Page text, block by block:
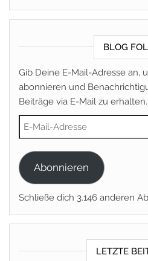
BLOG
Gib Deine E-Mail-Adresse an,
abonnieren und
Beiträge via E-Mail zu erhalten.
E-Mail-Adresse
Abonnieren
Schließe dich 3.146 anderen
LETZTE